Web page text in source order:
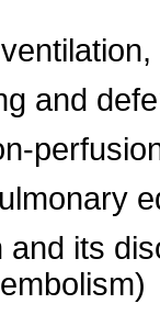
and
and its